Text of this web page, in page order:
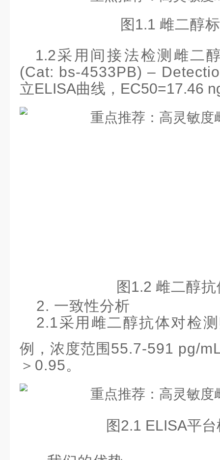
图 1.1 雌二醇
1.2采用 间接法检测雌二
(Cat: bs-4533PB) –
立ELISA曲线，EC50=17.46
图 1.2 雌二醇
2. 一致性分析
2.1采用雌二醇抗体对检
例，浓度范围55.7-591 pg/
＞ 0.95。
图2.1 ELISA平